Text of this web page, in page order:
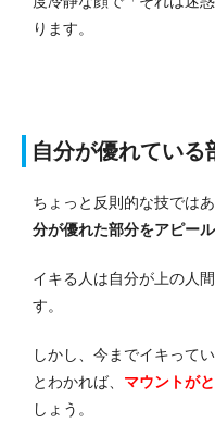
ります。
自分が優れている
ちょっと反則的な技ではあ
分が優れた部分をアピー
イキる人は自分が上の人
す。
しかし、今までイキって
とわかれば、 マウントが
しょう。